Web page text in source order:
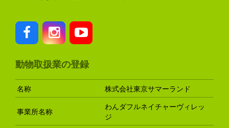
動物取扱業の登録
名称 株式会社東京サマーランド
事業所名称
わんダフルネイチャーヴィレッ
ジ